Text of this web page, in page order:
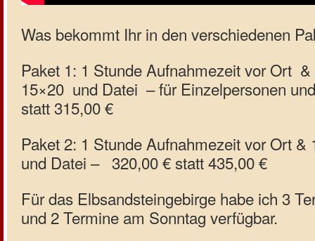
Was bekommt Ihr in den verschiedenen
Paket 1: 1 Stunde Aufnahmezeit vor Ort
15×20 und Datei – für Einzelpersonen
statt 315,00 €
Paket 2: 1 Stunde Aufnahmezeit vor Ort &
und Datei – 320,00 € statt 435,00 €
Für das Elbsandsteingebirge habe ich 3
und 2 Termine am Sonntag verfügbar.